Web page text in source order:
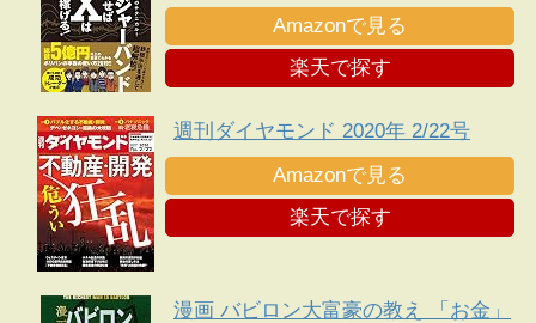
版
Amazonで見る
楽天で探す
週刊ダイヤモンド 2020年 2/22号
Amazonで見る
楽天で探す
漫画 バビロン大富豪の教え 「お金」